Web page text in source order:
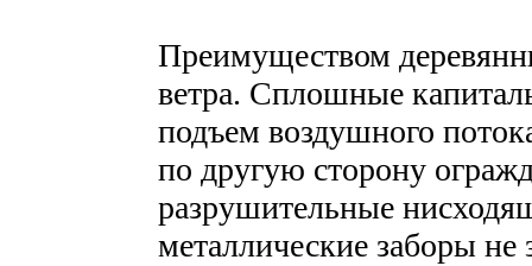
Преимуществом
ветра. Сплошные
подъем воздушного
по другую сторону
разрушительные
металлические заборы